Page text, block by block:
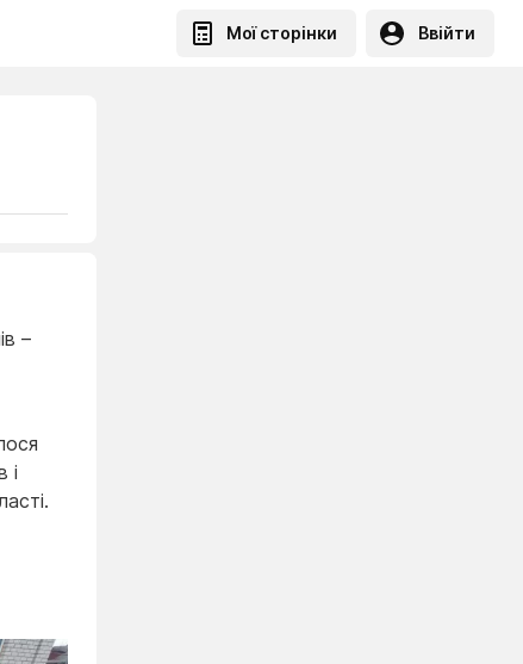
Мої сторінки Ввійти
–
і